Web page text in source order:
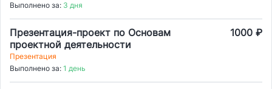
Выполнено за: 3 дня
Презентация-проект по Основам
проектной деятельности
1000 ₽
Презентация
Выполнено за: 1 день